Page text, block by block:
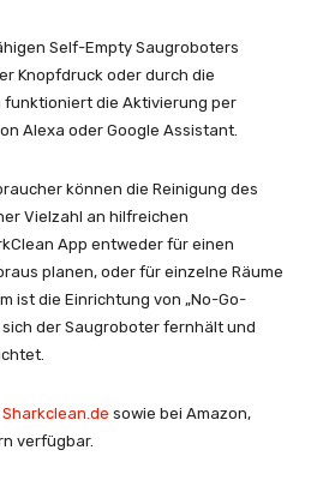
Self-Empty Saugroboters
Knopfdruck oder durch die
funktioniert die Aktivierung per
Alexa oder Google Assistant.
können die Reinigung des
Vielzahl an hilfreichen
App entweder für einen
planen, oder für einzelne Räume
ist die Einrichtung von „No-Go-
sich der Saugroboter fernhält und
Sharkclean.de sowie bei Amazon,
verfügbar.